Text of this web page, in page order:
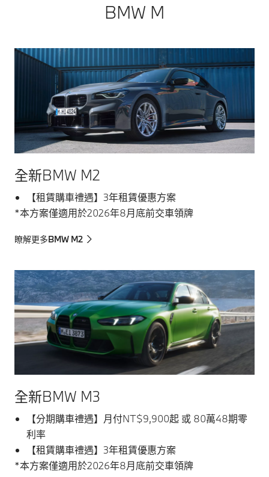
BMW M
全新BMW M2
【租賃購車禮遇】3年租賃優惠方案
*本方案僅適用於2026年8月底前交車領牌
瞭解更多BMW M2
全新BMW M3
【分期購車禮遇】月付NT$9,900起 或 80萬48期零
利率
【租賃購車禮遇】3年租賃優惠方案
*本方案僅適用於2026年8月底前交車領牌